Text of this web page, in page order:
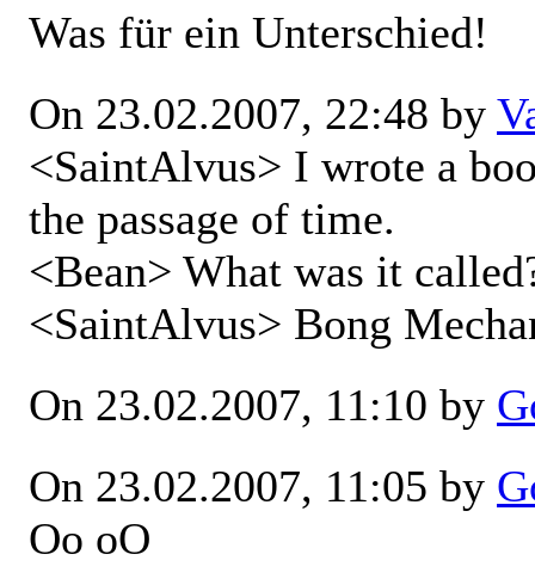
Was für ein Unterschied!
On 23.02.2007, 22:48 by
<SaintAlvus> I wrote a
the passage of time.
<Bean> What was it
<SaintAlvus> Bong
On 23.02.2007, 11:10 by
On 23.02.2007, 11:05 by
Oo oO